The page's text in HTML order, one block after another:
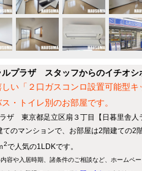
ルプラザ スタッフからのイチオシ
い「２口ガスコンロ設置可能型
・トイレ別のお部屋です。
ザ 東京都足立区扇３丁目【日暮里舎人
のマンションで、お部屋は2階建ての2
2で人気の1LDKです。
容や入居時期、諸条件のご相談など、ホームペ